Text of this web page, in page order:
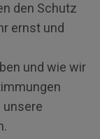
den Schutz
ernst und
und wie wir
unsere